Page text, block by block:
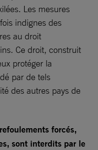
Les mesures
indignes des
au droit
Ce droit, construit
protéger la
par de tels
des autres pays de
forcés,
sont interdits par le